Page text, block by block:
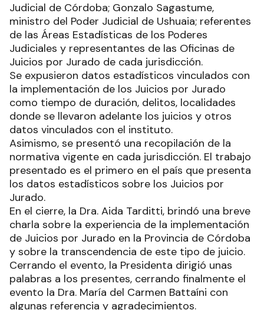
Judicial de Córdoba; Gonzalo Sagastume,
ministro del Poder Judicial de Ushuaia; referentes
de las Áreas Estadísticas de los Poderes
Judiciales y representantes de las Oficinas de
Juicios por Jurado de cada jurisdicción.
Se expusieron datos estadísticos vinculados con
la implementación de los Juicios por Jurado
como tiempo de duración, delitos, localidades
donde se llevaron adelante los juicios y otros
datos vinculados con el instituto.
Asimismo, se presentó una recopilación de la
normativa vigente en cada jurisdicción. El trabajo
presentado es el primero en el país que presenta
los datos estadísticos sobre los Juicios por
Jurado.
En el cierre, la Dra. Aida Tarditti, brindó una breve
charla sobre la experiencia de la implementación
de Juicios por Jurado en la Provincia de Córdoba
y sobre la transcendencia de este tipo de juicio.
Cerrando el evento, la Presidenta dirigió unas
palabras a los presentes, cerrando finalmente el
evento la Dra. María del Carmen Battaíni con
algunas referencia y agradecimientos.